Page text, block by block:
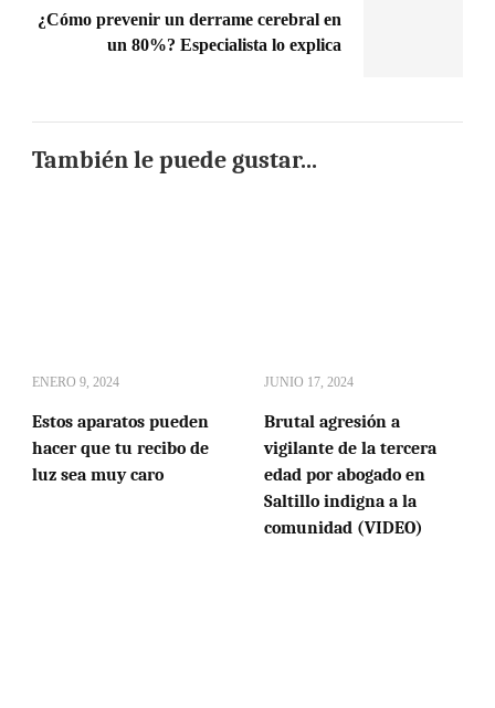
¿Cómo prevenir un derrame cerebral en
un 80%? Especialista lo explica
También le puede gustar...
ENERO 9, 2024
Estos aparatos pueden
hacer que tu recibo de
luz sea muy caro
JUNIO 17, 2024
Brutal agresión a
vigilante de la tercera
edad por abogado en
Saltillo indigna a la
comunidad (VIDEO)